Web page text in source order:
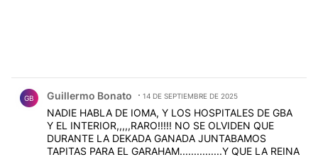
GB Guillermo Bonato 14 DE SEPTIEMBRE DE 2025
NADIE HABLA DE IOMA, Y LOS HOSPITALES DE GBA
Y EL INTERIOR,,,,,RARO!!!!! NO SE OLVIDEN QUE
DURANTE LA DEKADA GANADA JUNTABAMOS
TAPITAS PARA EL GARAHAM...............Y QUE LA REINA